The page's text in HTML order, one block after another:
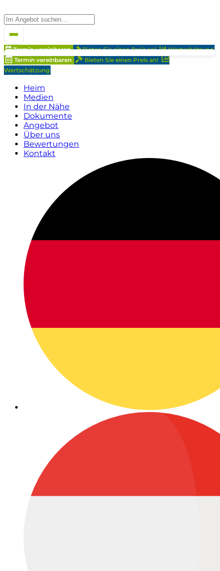
Termin vereinbaren Bieten Sie einen Preis an!
Wertschätzung
Termin vereinbaren
Bieten Sie einen Preis an!
Wertschätzung
Heim
Medien
In der Nähe
Dokumente
Angebot
Über uns
Bewertungen
Kontakt